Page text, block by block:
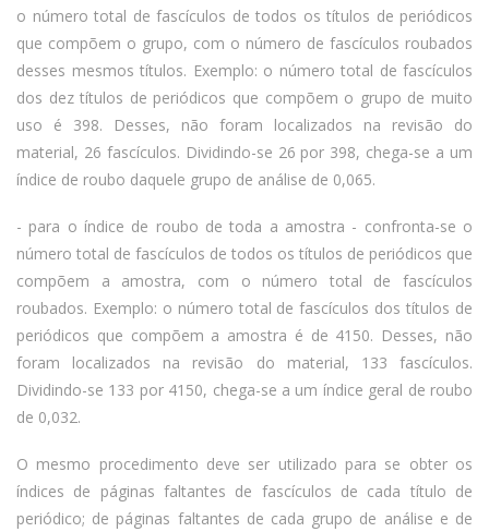
o número total de fascículos de todos os títulos de periódicos
que compõem o grupo, com o número de fascículos roubados
desses mesmos títulos. Exemplo: o número total de fascículos
dos dez títulos de periódicos que compõem o grupo de muito
uso é 398. Desses, não foram localizados na revisão do
material, 26 fascículos. Dividindo-se 26 por 398, chega-se a um
índice de roubo daquele grupo de análise de 0,065.
- para o índice de roubo de toda a amostra - confronta-se o
número total de fascículos de todos os títulos de periódicos que
compõem a amostra, com o número total de fascículos
roubados. Exemplo: o número total de fascículos dos títulos de
periódicos que compõem a amostra é de 4150. Desses, não
foram localizados na revisão do material, 133 fascículos.
Dividindo-se 133 por 4150, chega-se a um índice geral de roubo
de 0,032.
O mesmo procedimento deve ser utilizado para se obter os
índices de páginas faltantes de fascículos de cada título de
periódico; de páginas faltantes de cada grupo de análise e de